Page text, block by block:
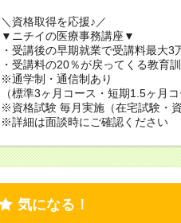
＼資格取得を応援♪／
▼ニチイの医療事務講座▼
・受講後の早期就業で受講料最大3
・受講料の20％が戻ってくる教育
※通学制・通信制あり
（標準3ヶ月コース・短期1.5ヶ月コ
※資格試験 毎月実施（在宅試験・資
※詳細は面談時にご確認ください
気になる！